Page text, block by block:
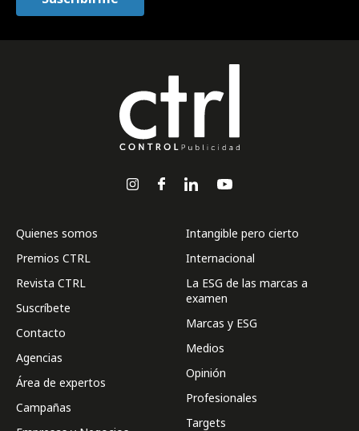
Quienes somos
Premios CTRL
Revista CTRL
Suscríbete
Contacto
Agencias
Área de expertos
Campañas
Intangible pero cierto
Internacional
La ESG de las marcas a
examen
Marcas y ESG
Medios
Opinión
Profesionales
Targets